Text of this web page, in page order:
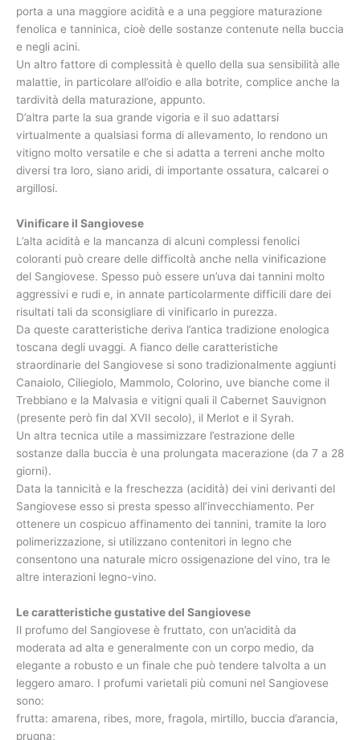
porta a una maggiore acidità e a una peggiore maturazione
fenolica e tanninica, cioè delle sostanze contenute nella buccia
e negli acini.
Un altro fattore di complessità è quello della sua sensibilità alle
malattie, in particolare all’oidio e alla botrite, complice anche la
tardività della maturazione, appunto.
D’altra parte la sua grande vigoria e il suo adattarsi
virtualmente a qualsiasi forma di allevamento, lo rendono un
vitigno molto versatile e che si adatta a terreni anche molto
diversi tra loro, siano aridi, di importante ossatura, calcarei o
argillosi.
Vinificare il Sangiovese
L’alta acidità e la mancanza di alcuni complessi fenolici
coloranti può creare delle difficoltà anche nella vinificazione
del Sangiovese. Spesso può essere un’uva dai tannini molto
aggressivi e rudi e, in annate particolarmente difficili dare dei
risultati tali da sconsigliare di vinificarlo in purezza.
Da queste caratteristiche deriva l’antica tradizione enologica
toscana degli uvaggi. A fianco delle caratteristiche
straordinarie del Sangiovese si sono tradizionalmente aggiunti
Canaiolo, Ciliegiolo, Mammolo, Colorino, uve bianche come il
Trebbiano e la Malvasia e vitigni quali il Cabernet Sauvignon
(presente però fin dal XVII secolo), il Merlot e il Syrah.
Un altra tecnica utile a massimizzare l’estrazione delle
sostanze dalla buccia è una prolungata macerazione (da 7 a 28
giorni).
Data la tannicità e la freschezza (acidità) dei vini derivanti del
Sangiovese esso si presta spesso all’invecchiamento. Per
ottenere un cospicuo affinamento dei tannini, tramite la loro
polimerizzazione, si utilizzano contenitori in legno che
consentono una naturale micro ossigenazione del vino, tra le
altre interazioni legno-vino.
Le caratteristiche gustative del Sangiovese
Il profumo del Sangiovese è fruttato, con un’acidità da
moderata ad alta e generalmente con un corpo medio, da
elegante a robusto e un finale che può tendere talvolta a un
leggero amaro. I profumi varietali più comuni nel Sangiovese
sono:
frutta: amarena, ribes, more, fragola, mirtillo, buccia d’arancia,
prugna;